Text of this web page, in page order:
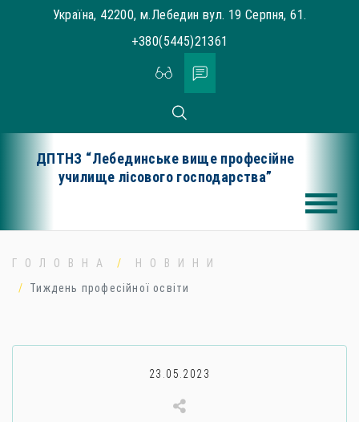
Україна, 42200, м.Лебедин вул. 19 Серпня, 61.
+380(5445)21361
ДПТНЗ “Лебединське вище професійне
училище лісового господарства”
ГОЛОВНА
НОВИНИ
Тиждень професійної освіти
23.05.2023